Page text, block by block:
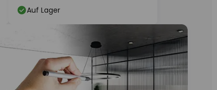
Auf Lager